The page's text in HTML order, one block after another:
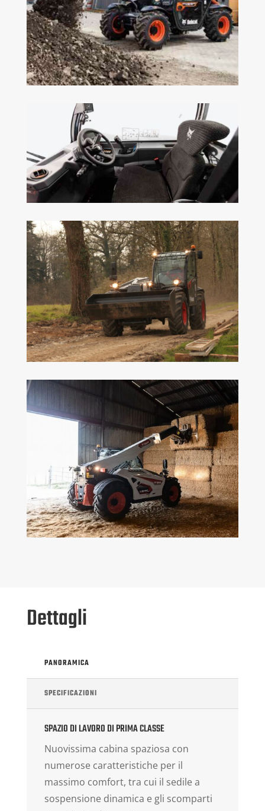
Dettagli
PANORAMICA
SPECIFICAZIONI
SPAZIO DI LAVORO DI PRIMA CLASSE
Nuovissima cabina spaziosa con
numerose caratteristiche per il
massimo comfort, tra cui il sedile a
sospensione dinamica e gli scomparti